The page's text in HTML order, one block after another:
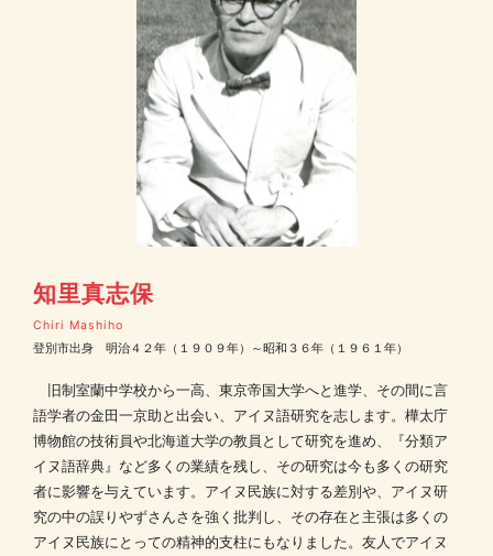
知里真志保
Chiri Mashiho
登別市出身 明治４２年（１９０９年）～昭和３６年（１９６１年）
旧制室蘭中学校から一高、東京帝国大学へと進学、その間に言
語学者の金田一京助と出会い、アイヌ語研究を志します。樺太庁
博物館の技術員や北海道大学の教員として研究を進め、『分類ア
イヌ語辞典』など多くの業績を残し、その研究は今も多くの研究
者に影響を与えています。アイヌ民族に対する差別や、アイヌ研
究の中の誤りやずさんさを強く批判し、その存在と主張は多くの
アイヌ民族にとっての精神的支柱にもなりました。友人でアイヌ